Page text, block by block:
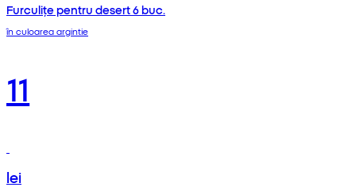
Furculițe pentru desert 6 buc.
în culoarea argintie
11
lei